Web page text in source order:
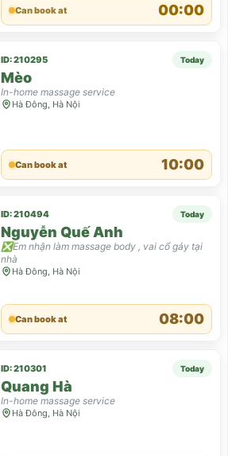
Can book at 00:00
ID: 210295 Today
Mèo
In-home massage service
Hà Đông, Hà Nội
Can book at 10:00
ID: 210494 Today
Nguyễn Quế Anh
❎Em nhận làm massage body , vai cổ gáy tại
nhà
Hà Đông, Hà Nội
Can book at 08:00
ID: 210301 Today
Quang Hà
In-home massage service
Hà Đông, Hà Nội